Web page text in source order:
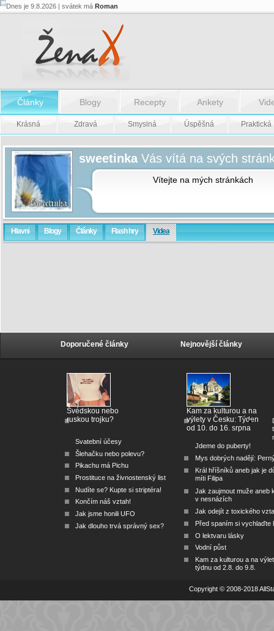
Dnes je 9.8.2026 | svátek má Roman
Články Blogy Recepty Ankety
Krásná Zdravá Smyslná Úspěšná Praktická
sweetinka Vás vítá na svých
Vítejte na mých stránkách
Hlavní Blogy Články Flash hry Videa
Doporučené články
Švédskou nebo
ruskou trojku?
Svatební účesy
Šlehačku nebo polevu?
Pikachu má Pichu
Prostituce na živnostenský list
Nudíte se? Kupte si striptéra!
Končím náš vztah!
Jak jsme honili UFO
Jak dlouho trvá správný sex?
Nejnovější články
Kam za kulturou a na
výlety v Česku: Týden
od 10. do 16. srpna
Jdeme do puberty!
Mys dobrých nadějí:
Král hříšníků aneb jak je
míti Filipa
Jak zaujmout muže aneb
v nesnázích
Jak odejít z toxického
Před spaním si vychlaďte
O lektvaru lásky
Vodní půst
Kam za kulturou a na
týdnu od 2.8. do 9.8.
Copyright © 2008-2018